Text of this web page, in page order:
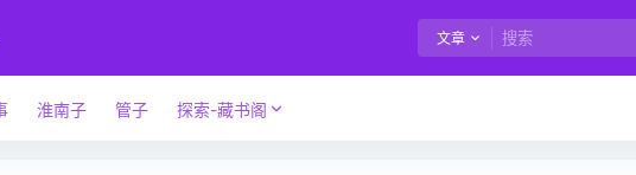
文章
淮南子 管子 探索-藏书阁